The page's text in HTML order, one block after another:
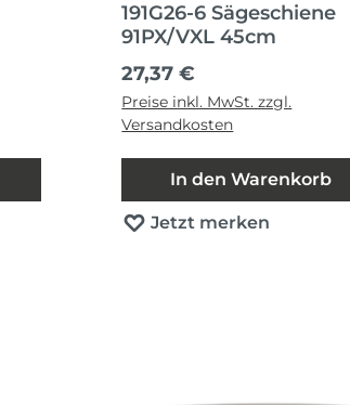
191G26-6 Sägeschiene
91PX/VXL 45cm
Regulärer Preis:
27,37 €
Preise inkl. MwSt. zzgl.
Versandkosten
In den Warenkorb
Jetzt merken